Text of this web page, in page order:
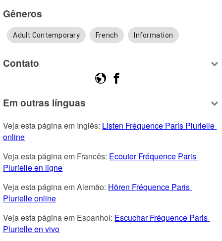
Gêneros
Adult Contemporary French Information
Contato
Em outras línguas
Veja esta página em Inglês: Listen Fréquence Paris Plurielle
online
Veja esta página em Francês: Ecouter Fréquence Paris
Plurielle en ligne
Veja esta página em Alemão: Hören Fréquence Paris
Plurielle online
Veja esta página em Espanhol: Escuchar Fréquence Paris
Plurielle en vivo